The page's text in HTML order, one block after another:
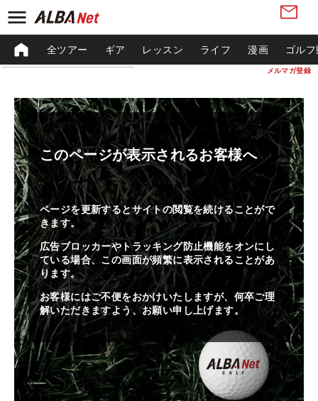
メルマガ登録
全ツアー ギア レッスン ライフ 漫画 ゴル
このページが表示されるお客様へ
ページを更新するとサイトの閲覧を続けることがで
きます。
広告ブロッカーやトラッキング防止機能をオンにし
ている場合、この画面が頻繁に表示されることがあ
ります。
お客様にはご不便をおかけいたしますが、何卒ご理
解いただきますよう、お願い申し上げます。